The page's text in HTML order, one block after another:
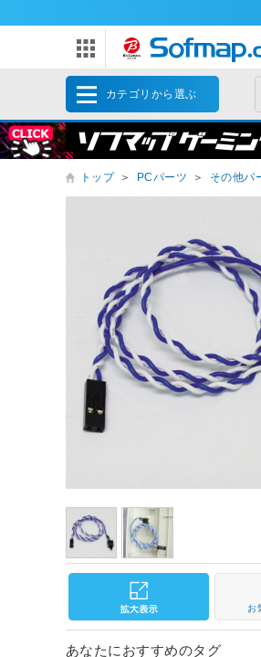
カテゴリから選ぶ
トップ ＞ PCパーツ ＞ その他パ
お
あなたにおすすめのタグ